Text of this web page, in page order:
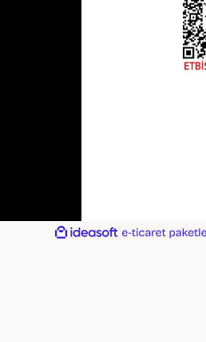
ideasoft